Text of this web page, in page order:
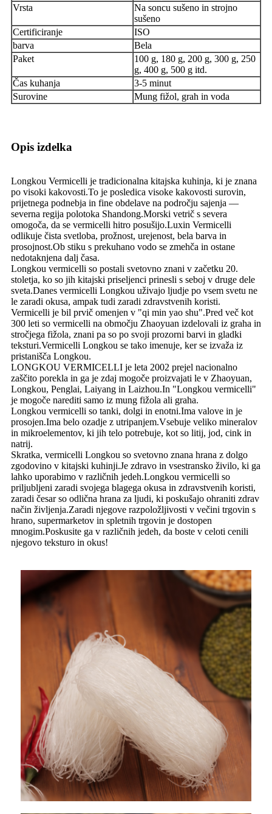
Vrsta
Na soncu sušeno in strojno
sušeno
Certificiranje
ISO
barva
Bela
Paket
100 g, 180 g, 200 g, 300 g, 250
g, 400 g, 500 g itd.
Čas kuhanja
3-5 minut
Surovine
Mung fižol, grah in voda
Opis izdelka
Longkou Vermicelli je tradicionalna kitajska kuhinja, ki je znana
po visoki kakovosti.To je posledica visoke kakovosti surovin,
prijetnega podnebja in fine obdelave na področju sajenja —
severna regija polotoka Shandong.Morski vetrič s severa
omogoča, da se vermicelli hitro posušijo.Luxin Vermicelli
odlikuje čista svetloba, prožnost, urejenost, bela barva in
prosojnost.Ob stiku s prekuhano vodo se zmehča in ostane
nedotaknjena dalj časa.
Longkou vermicelli so postali svetovno znani v začetku 20.
stoletja, ko so jih kitajski priseljenci prinesli s seboj v druge dele
sveta.Danes vermicelli Longkou uživajo ljudje po vsem svetu ne
le zaradi okusa, ampak tudi zaradi zdravstvenih koristi.
Vermicelli je bil prvič omenjen v "qi min yao shu".Pred več kot
300 leti so vermicelli na območju Zhaoyuan izdelovali iz graha in
stročjega fižola, znani pa so po svoji prozorni barvi in ​​gladki
teksturi.Vermicelli Longkou se tako imenuje, ker se izvaža iz
pristanišča Longkou.
LONGKOU VERMICELLI je leta 2002 prejel nacionalno
zaščito porekla in ga je zdaj mogoče proizvajati le v Zhaoyuan,
Longkou, Penglai, Laiyang in Laizhou.In "Longkou vermicelli"
je mogoče narediti samo iz mung fižola ali graha.
Longkou vermicelli so tanki, dolgi in enotni.Ima valove in je
prosojen.Ima belo ozadje z utripanjem.Vsebuje veliko mineralov
in mikroelementov, ki jih telo potrebuje, kot so litij, jod, cink in
natrij.
Skratka, vermicelli Longkou so svetovno znana hrana z dolgo
zgodovino v kitajski kuhinji.Je zdravo in vsestransko živilo, ki ga
lahko uporabimo v različnih jedeh.Longkou vermicelli so
priljubljeni zaradi svojega blagega okusa in zdravstvenih koristi,
zaradi česar so odlična hrana za ljudi, ki poskušajo ohraniti zdrav
način življenja.Zaradi njegove razpoložljivosti v večini trgovin s
hrano, supermarketov in spletnih trgovin je dostopen
mnogim.Poskusite ga v različnih jedeh, da boste v celoti cenili
njegovo teksturo in okus!